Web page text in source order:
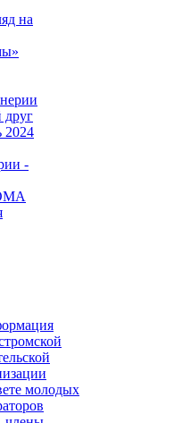
на
2024
-
молодых